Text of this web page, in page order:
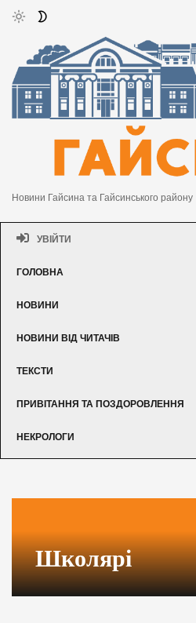
Новини Гайсина та Гайсинського району
УВІЙТИ
ГОЛОВНА
НОВИНИ
НОВИНИ ВІД ЧИТАЧІВ
ТЕКСТИ
ПРИВІТАННЯ ТА ПОЗДОРОВЛЕННЯ
НЕКРОЛОГИ
Школярі